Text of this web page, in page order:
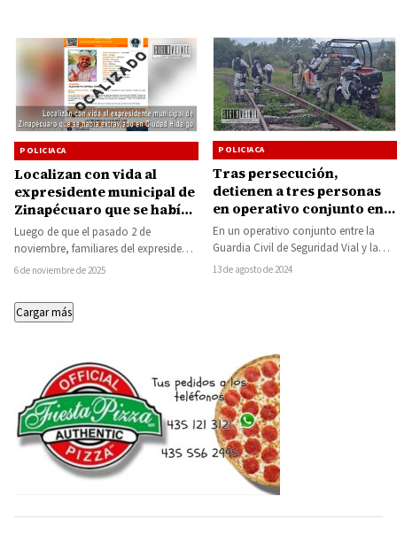
POLICIACA
Localizan con vida al
expresidente municipal de
Zinapécuaro que se había
extraviado en Ciudad
Hidalgo
Luego de que el pasado 2 de
noviembre, familiares del expresidente
municipal de Zinapécuaro, Alejandro
6 de noviembre de 2025
POLICIACA
Tras persecución,
detienen a tres personas
en operativo conjunto en
Morelia; uno es originario
del municipio de
Nocupétaro
En un operativo conjunto entre la
Guardia Civil de Seguridad Vial y la
Policía de Morelia, se logró…
13 de agosto de 2024
Cargar más